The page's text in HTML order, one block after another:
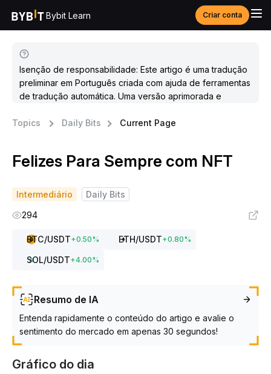
Bybit Learn Criar conta
Isenção de responsabilidade: Este artigo é uma tradução
preliminar em Português criada com ajuda de ferramentas
de tradução automática. Uma versão aprimorada e
Topics
Daily Bits Current Page
Felizes Para Sempre com NFT
Intermediário
Daily Bits
294
BTC/USDT+0.50% ETH/USDT+0.80%
SOL/USDT+4.00%
Resumo de IA
Entenda rapidamente o conteúdo do artigo e avalie o
sentimento do mercado em apenas 30 segundos!
Gráfico do dia